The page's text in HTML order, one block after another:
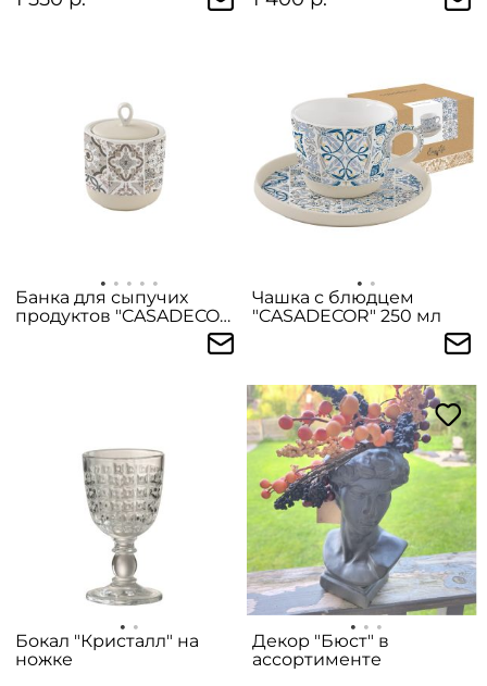
Банка для сыпучих
продуктов "CASADECOR"
Чашка с блюдцем
"CASADECOR" 250 мл
Бокал "Кристалл" на
ножке
Декор "Бюст" в
ассортименте